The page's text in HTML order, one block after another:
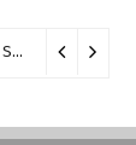
Miloš Ilić pobednik “Prve harmonike Srbije – Sokobanja” (VIDEO)